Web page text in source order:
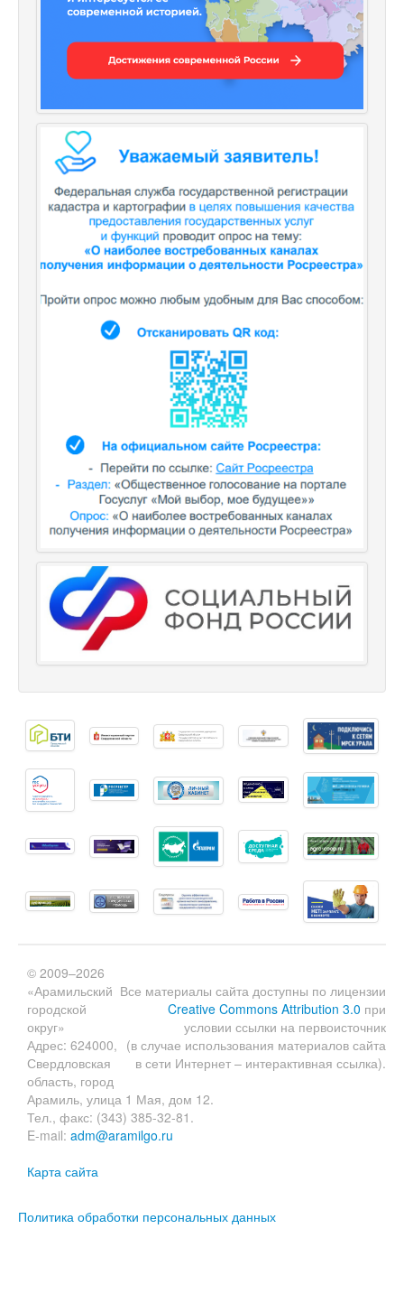
Все материалы сайта доступны по лицензии
Creative Commons Attribution 3.0 при
условии ссылки на первоисточник
(в случае использования материалов сайта
в сети Интернет – интерактивная ссылка).
© 2009–2026
«Арамильский
городской
округ»
Адрес: 624000,
Свердловская
область, город
Арамиль, улица 1 Мая, дом 12.
Тел., факс: (343) 385-32-81.
E-mail: adm@aramilgo.ru
Карта сайта
Политика обработки персональных данных